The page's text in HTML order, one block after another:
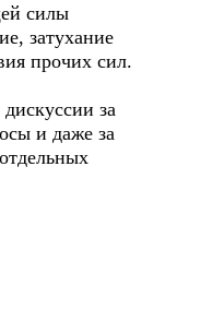
силы
затухание
прочих сил.
за
и даже за